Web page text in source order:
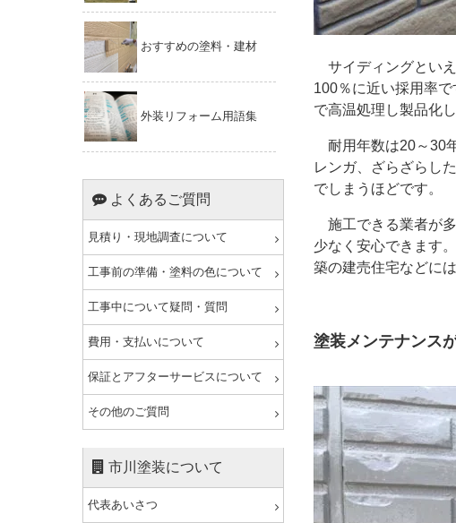
おすすめの塗料・建材
外装リフォーム用語集
よくあるご質問
見積り・現地調査について
工事前の準備・塗料の色について
工事中について疑問・質問
費用・支払いについて
保証とアフターサービスについて
その他のご質問
市川塗装について
代表あいさつ
サイディングとい
100％に近い採用率
で高温処理し製品化
耐用年数は20～30
レンガ、ざらざらし
でしまうほどです。
施工できる業者が
少なく安心できます
築の建売住宅などには
塗装メンテナンス